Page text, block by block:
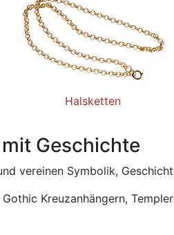
Halsketten
Geschichte
vereinen Symbolik,
Kreuzanhängern,